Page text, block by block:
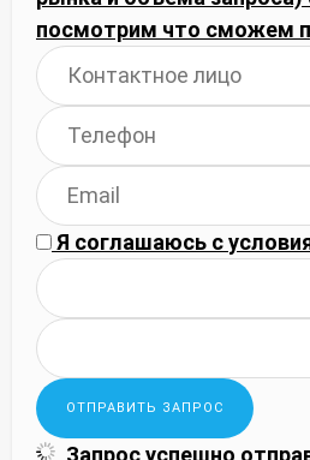
посмотрим что сможем
Я соглашаюсь с
Запрос успешно